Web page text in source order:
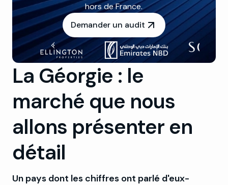
hors de France.
Demander un audit
La Géorgie : le
marché que nous
allons présenter en
détail
Un pays dont les chiffres ont parlé d'eux-